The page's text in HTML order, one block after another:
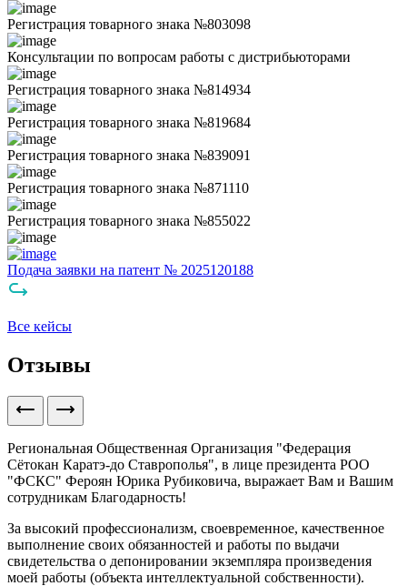
Регистрация товарного знака №803098
Консультации по вопросам работы с дистрибьюторами
Регистрация товарного знака №814934
Регистрация товарного знака №819684
Регистрация товарного знака №839091
Регистрация товарного знака №871110
Регистрация товарного знака №855022
Подача заявки на патент № 2025120188
Все кейсы
Отзывы
Региональная Общественная Организация "Федерация
Сётокан Каратэ-до Ставрополья", в лице президента РОО
"ФСКС" Фероян Юрика Рубиковича, выражает Вам и Вашим
сотрудникам Благодарность!
За высокий профессионализм, своевременное, качественное
выполнение своих обязанностей и работы по выдачи
свидетельства о депонировании экземпляра произведения
моей работы (объекта интеллектуальной собственности).